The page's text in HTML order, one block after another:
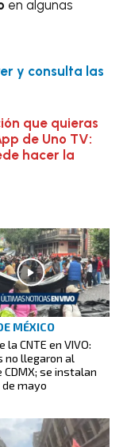
en algunas
y consulta las
que quieras
de Uno TV:
hacer la
MÉXICO
la CNTE en VIVO:
no llegaron al
CDMX; se instalan
de mayo